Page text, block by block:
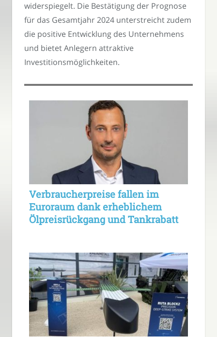
widerspiegelt. Die Bestätigung der Prognose
für das Gesamtjahr 2024 unterstreicht zudem
die positive Entwicklung des Unternehmens
und bietet Anlegern attraktive
Investitionsmöglichkeiten.
Verbraucherpreise fallen im
Euroraum dank erheblichem
Ölpreisrückgang und Tankrabatt